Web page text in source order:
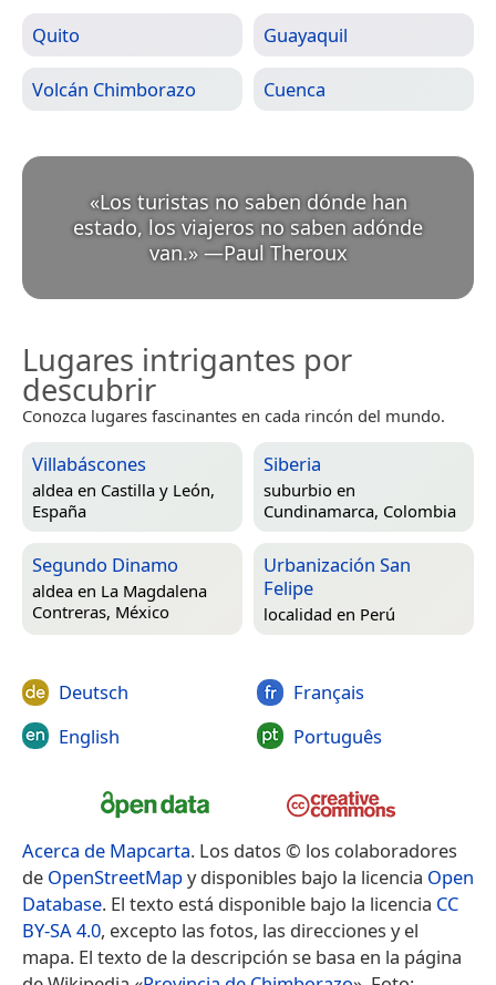
Quito Guayaquil
Volcán Chimborazo Cuenca
«Los turistas no saben dónde han
estado, los viajeros no saben adónde
van.» —Paul Theroux
Lugares intrigantes por
descubrir
Conozca lugares fascinantes en cada rincón del mundo.
Villabáscones
aldea en Castilla y León,
España
Siberia
suburbio en
Cundinamarca, Colombia
Segundo Dinamo
aldea en La Magdalena
Contreras, México
Urbanización San
Felipe
localidad en Perú
Deutsch
English
Français
Português
Acerca de Mapcarta. Los datos © los colaboradores
de OpenStreetMapy disponibles bajo la licencia Open
Database. El texto está disponible bajo la licencia CC
BY-SA 4.0, excepto las fotos, las direcciones y el
mapa. El texto de la descripción se basa en la página